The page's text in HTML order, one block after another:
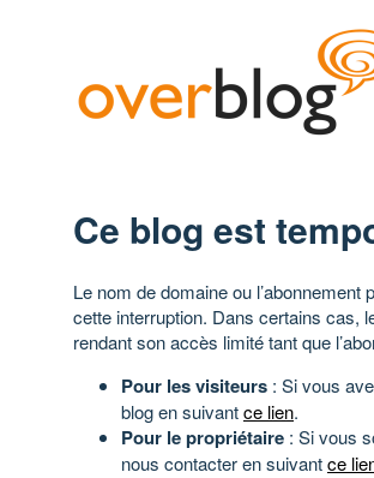
Ce blog est
Le nom de domaine ou
cette interruption. Dans certains cas,
rendant son accès limité tant que
Pour les visiteurs : Si vous
blog en suivantce lien.
Pour le propriétaire : Si vous
nous contacter en suivantce